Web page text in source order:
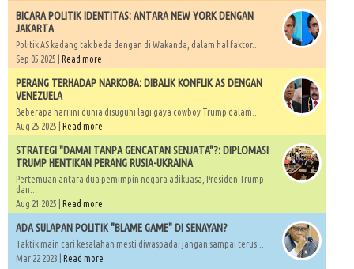
BICARA POLITIK IDENTITAS: ANTARA NEW YORK DENGAN
JAKARTA
Politik AS kadang tak beda dengan di Wakanda, dalam hal faktor...
Sep 05 2025 | Read more
PERANG TERHADAP NARKOBA: DIBALIK KONFLIK AS DENGAN
VENEZUELA
Beberapa hari ini dunia disuguhi lagi gaya cowboy Trump dalam...
Aug 25 2025 | Read more
STRATEGI "DAMAI TANPA GENCATAN SENJATA"?: DIPLOMASI
TRUMP HENTIKAN PERANG RUSIA-UKRAINA
Pertemuan antara dua pemimpin negara adikuasa, Presiden Trump
dan...
Aug 21 2025 | Read more
ADA SULAPAN POLITIK "BLAME GAME" DI SENAYAN?
Taktik main cari kesalahan mesti diwaspadai jangan sampai terus...
Mar 22 2023 | Read more